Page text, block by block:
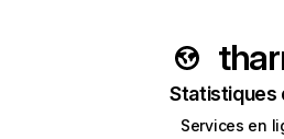
Statistiques
Services en